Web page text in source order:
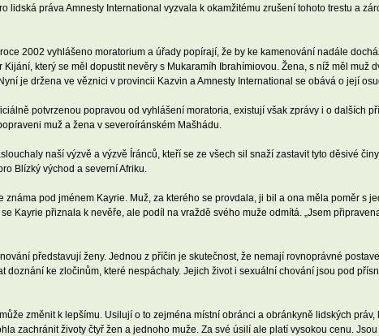
lidská práva Amnesty International vyzvala k okamžitému zrušení tohoto trestu a
2002 vyhlášeno moratorium a úřady popírají, že by ke kamenování nadále
který se měl dopustit nevěry s Mukaramíh Ibrahímiovou. Žena, s níž měl muž
je držena ve věznici v provincii Kazvin a Amnesty International se obává o její
potvrzenou popravou od vyhlášení moratoria, existují však zprávy i o dalších
muž a žena v severoíránském Mašhádu.
naší výzvě a výzvě Íránců, kteří se ze všech sil snaží zastavit tyto děsivé
Blízký východ a severní Afriku.
pod jménem Kayrie. Muž, za kterého se provdala, ji bil a ona měla poměr s
Kayrie přiznala k nevěře, ale podíl na vraždě svého muže odmítá. „Jsem
představují ženy. Jednou z příčin je skutečnost, že nemají rovnoprávné
doznání ke zločinům, které nespáchaly. Jejich život i sexuální chování jsou pod
změnit k lepšímu. Usilují o to zejména místní obránci a obránkyně lidských
zachránit životy čtyř žen a jednoho muže. Za své úsilí ale platí vysokou cenu.